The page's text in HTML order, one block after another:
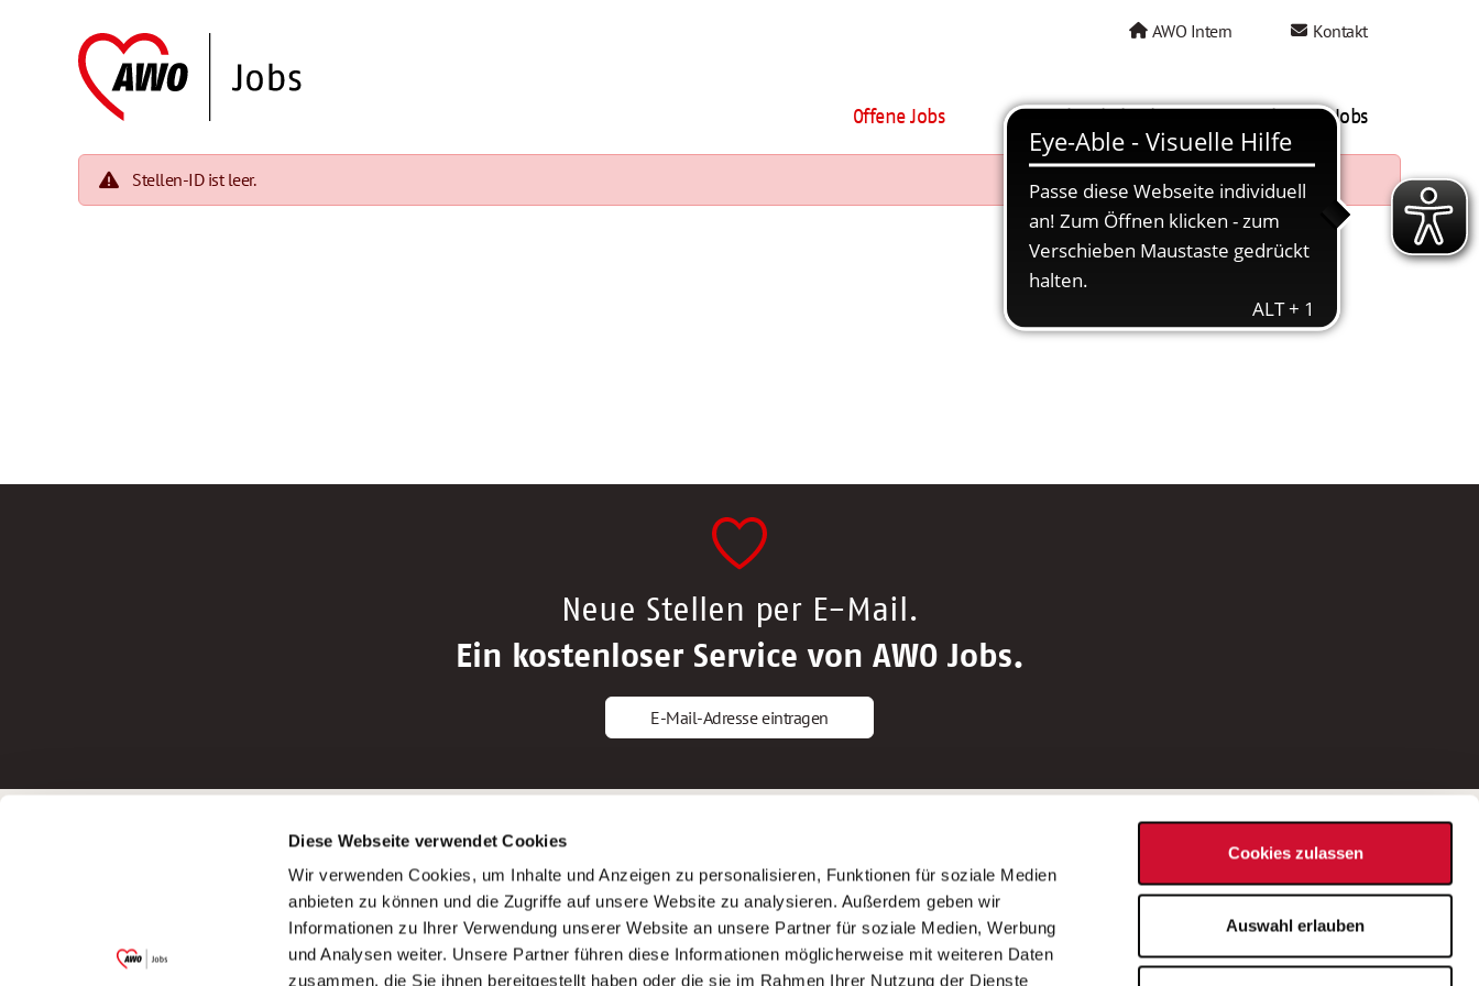
Diese Webseite verwendet Cookies
Wir verwenden Cookies, um Inhalte und Anzeigen zu personalisieren, Funktionen für soziale Medien
anbieten zu können und die Zugriffe auf unsere Website zu analysieren. Außerdem geben wir
Informationen zu Ihrer Verwendung unserer Website an unsere Partner für soziale Medien, Werbung
und Analysen weiter. Unsere Partner führen diese Informationen möglicherweise mit weiteren Daten
zusammen, die Sie ihnen bereitgestellt haben oder die sie im Rahmen Ihrer Nutzung der Dienste
Cookies zulassen
Auswahl erlauben
AWO Intern Kontakt
Offene Jobs AWO als Arbeitgeber Mein AWO Jobs
Stellen-ID ist leer.
Neue Stellen per E-Mail.
Ein kostenloser Service von AWO Jobs.
E-Mail-Adresse eintragen
Garitz Bewirtschaftungsbetriebe GmbH
(Ein Tochterunternehmen des AWO
Bezirksverbandes Unterfranken e.V.)
Bewerbungstipps
Bewerbung als Altenpfleger*in
Bewerbung als Krankenpfleger*in
Bewerbung als Altenpflegehelfer*in
Bewerbung als Erzieher*in
AWO Gliederungen nach Bundesland
Stellenangebote nach Bundesländern
Sitemap
Impressum
Datenschutz
Bei Fragen zu einer Stellenausschreibung
wenden Sie sich bitte an die*den in der
Stellenausschreibung genannte*n